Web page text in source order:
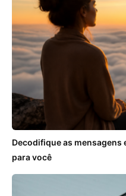
Decodifique as
para você